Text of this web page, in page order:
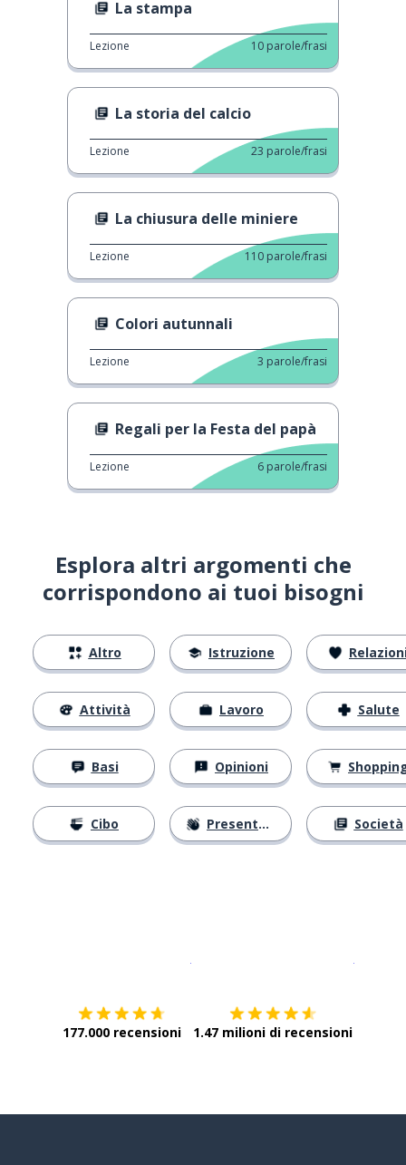
La stampa
Lezione 10 parole/frasi
La storia del calcio
Lezione 23 parole/frasi
La chiusura delle miniere
Lezione 110 parole/frasi
Colori autunnali
Lezione 3 parole/frasi
Regali per la Festa del papà
Lezione 6 parole/frasi
Esplora altri argomenti che
corrispondono ai tuoi bisogni
Altro
Attività
Basi
Cibo
Istruzione
Lavoro
Opinioni
Presentarsi
Salute
Società
177.000 recensioni 1.47 milioni di recensioni